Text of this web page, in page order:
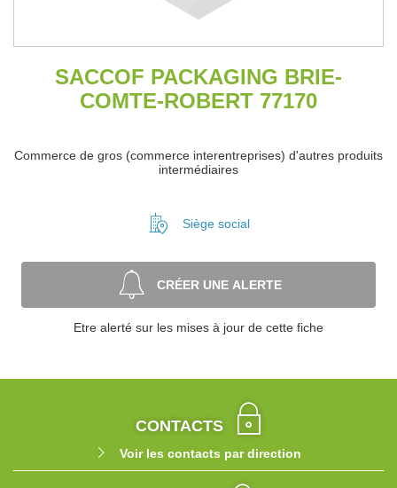
SACCOF PACKAGING BRIE-
COMTE-ROBERT 77170
Commerce de gros (commerce interentreprises) d'autres produits
intermédiaires
Siège social
CRÉER UNE ALERTE
Etre alerté sur les mises à jour de cette fiche
CONTACTS
Voir les contacts par direction